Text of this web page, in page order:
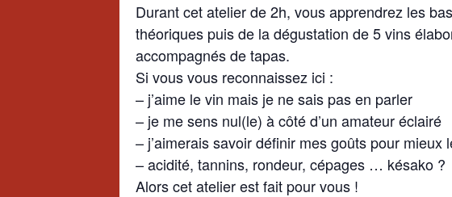
Durant cet atelier de 2h, vous apprendrez les
théoriques puis de la dégustation de 5 vins
accompagnés de tapas.
Si vous vous reconnaissez ici :
– j’aime le vin mais je ne sais pas en parler
– je me sens nul(le) à côté d’un amateur éclairé
– j’aimerais savoir définir mes goûts pour mieux
– acidité, tannins, rondeur, cépages … késako ?
Alors cet atelier est fait pour vous !